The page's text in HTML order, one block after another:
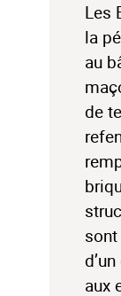
Les
la
au
de
aux